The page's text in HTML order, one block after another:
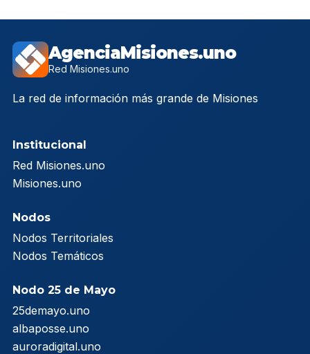
AgenciaMisiones.uno
Red Misiones.uno
La red de información más grande de Misiones
Institucional
Red Misiones.uno
Misiones.uno
Nodos
Nodos Territoriales
Nodos Temáticos
Nodo 25 de Mayo
25demayo.uno
albaposse.uno
auroradigital.uno